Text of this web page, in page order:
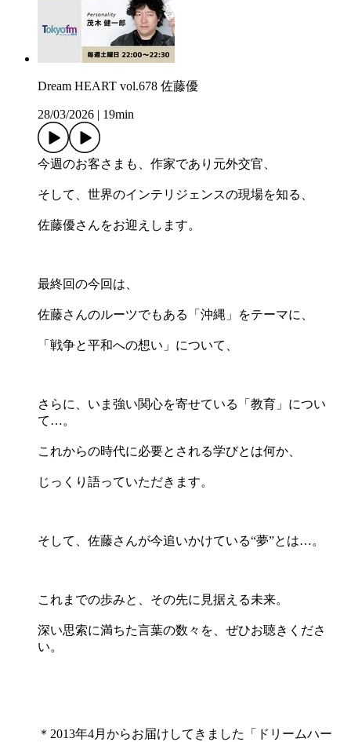
Dream HEART vol.678 佐藤優
28/03/2026 19min
今週のお客さまも、作家であり元外交官、
そして、世界のインテリジェンスの現場を知る、
佐藤優さんをお迎えします。
最終回の今回は、
佐藤さんのルーツでもある「沖縄」をテーマに、
「戦争と平和への想い」について、
さらに、いま強い関心を寄せている「教育」につい
て…。
これからの時代に必要とされる学びとは何か、
じっくり語っていただきます。
そして、佐藤さんが今追いかけている“夢”とは…。
これまでの歩みと、その先に見据える未来。
深い思索に満ちた言葉の数々を、ぜひお聴きくださ
い。
＊2013年4月からお届けしてきました「ドリームハー